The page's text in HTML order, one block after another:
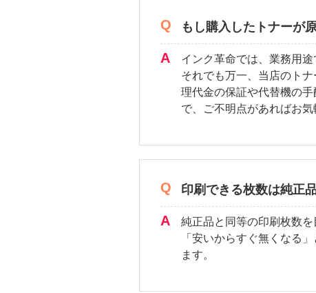
もし購入したトナーが
インク革命では、業務用
それでも万一、当店のト
理代金の保証や代替機の
で、ご不明点があればお気
印刷できる枚数は純正
純正品と同等の印刷枚数を
「安いからすぐ無くなる
ます。